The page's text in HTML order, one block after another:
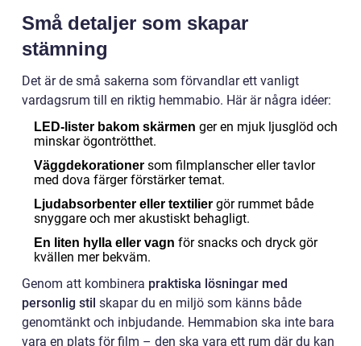
Små detaljer som skapar
stämning
Det är de små sakerna som förvandlar ett vanligt
vardagsrum till en riktig hemmabio. Här är några idéer:
LED-lister bakom skärmen ger en mjuk ljusglöd och
minskar ögontrötthet.
Väggdekorationer som filmplanscher eller tavlor
med dova färger förstärker temat.
Ljudabsorbenter eller textilier gör rummet både
snyggare och mer akustiskt behagligt.
En liten hylla eller vagn för snacks och dryck gör
kvällen mer bekväm.
Genom att kombinera praktiska lösningar med
personlig stil skapar du en miljö som känns både
genomtänkt och inbjudande. Hemmabion ska inte bara
vara en plats för film – den ska vara ett rum där du kan